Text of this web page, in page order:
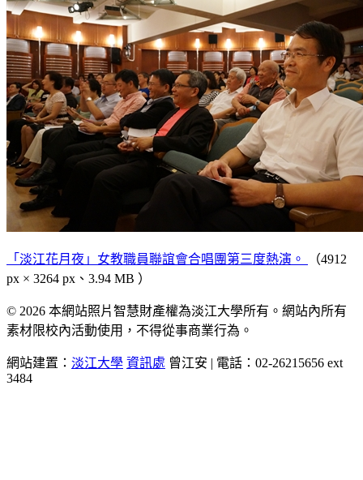
「淡江花月夜」女教職員聯誼會合唱團第三度熱演。
（4912
px × 3264 px、3.94 MB ）
© 2026 本網站照片智慧財產權為淡江大學所有。網站內所有
素材限校內活動使用，不得從事商業行為。
網站建置： 淡江大學 資訊處 曾江安 | 電話：02-26215656 ext
3484